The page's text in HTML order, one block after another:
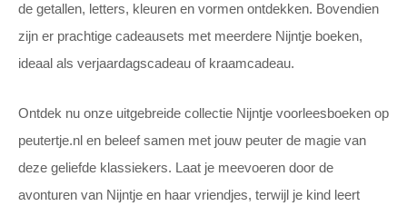
de getallen, letters, kleuren en vormen ontdekken. Bovendien
zijn er prachtige cadeausets met meerdere Nijntje boeken,
ideaal als verjaardagscadeau of kraamcadeau.
Ontdek nu onze uitgebreide collectie Nijntje voorleesboeken op
peutertje.nl en beleef samen met jouw peuter de magie van
deze geliefde klassiekers. Laat je meevoeren door de
avonturen van Nijntje en haar vriendjes, terwijl je kind leert